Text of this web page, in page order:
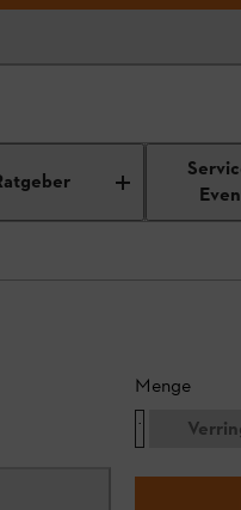
Menge